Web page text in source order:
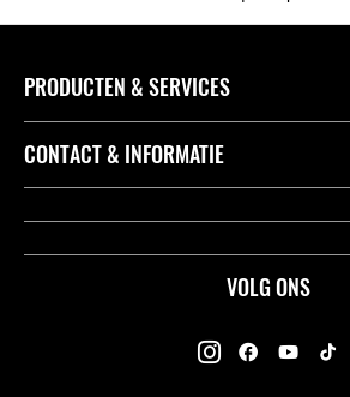
VOLG ONS
PRODUCTEN & SERVICES
Accessoires & Onderdelen
Dealers
K-Care Fabrieksgarantie
CONTACT & INFORMATIE
Contact